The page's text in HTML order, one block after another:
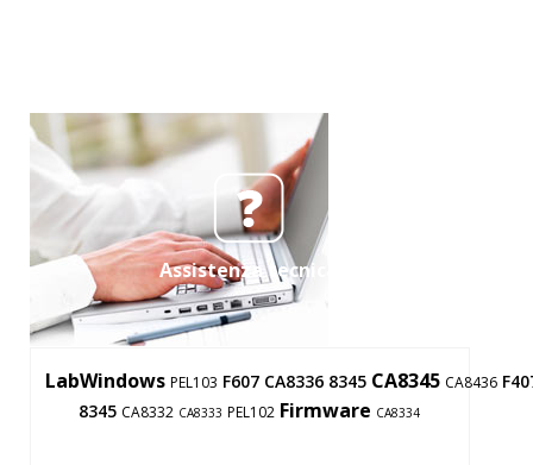
Assistenza tecnica
LabWindows PEL103 F607 CA8336 8345 CA8345 CA8436
8345 CA8332 CA8333 PEL102 Firmware CA8334